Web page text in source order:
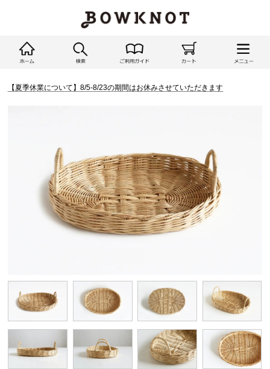
【夏季休業について】8/5-8/23の期間はお休みさせていただきます